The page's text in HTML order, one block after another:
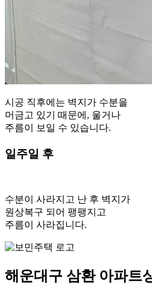
시공 직후에는 벽지가 수분을
머금고 있기 때문에, 울거나
주름이 보일 수 있습니다.
일주일 후
수분이 사라지고 난 후 벽지가
원상복구 되어 팽팽지고
주름이 사라집니다.
해운대구 삼환 아파트